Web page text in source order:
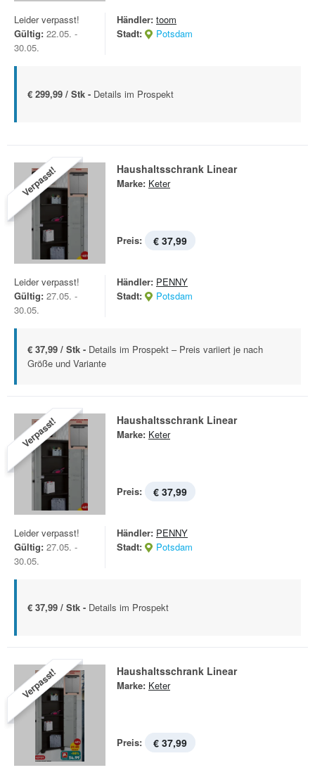
Leider verpasst!
Gültig: 22.05. -
30.05.
Händler: toom
Stadt:
Potsdam
€ 299,99 / Stk - Details im Prospekt
Verpasst! Haushaltsschrank Linear
Marke: Keter
Preis: € 37,99
Leider verpasst!
Gültig: 27.05. -
30.05.
Händler: PENNY
Stadt:
Potsdam
€ 37,99 / Stk - Details im Prospekt – Preis variiert je nach
Größe und Variante
Verpasst! Haushaltsschrank Linear
Marke: Keter
Preis: € 37,99
Leider verpasst!
Gültig: 27.05. -
30.05.
Händler: PENNY
Stadt:
Potsdam
€ 37,99 / Stk - Details im Prospekt
Verpasst! Haushaltsschrank Linear
Marke: Keter
Preis: € 37,99